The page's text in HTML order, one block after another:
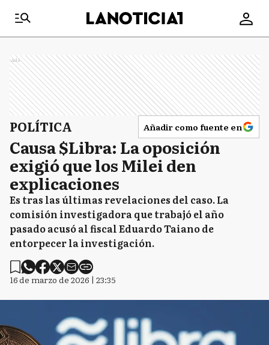
Ads
POLÍTICA Añadir como fuente en
Causa $Libra: La oposición
exigió que los Milei den
explicaciones
Es tras las últimas revelaciones del caso. La
comisión investigadora que trabajó el año
pasado acusó al fiscal Eduardo Taiano de
entorpecer la investigación.
16 de marzo de 2026 | 23:35